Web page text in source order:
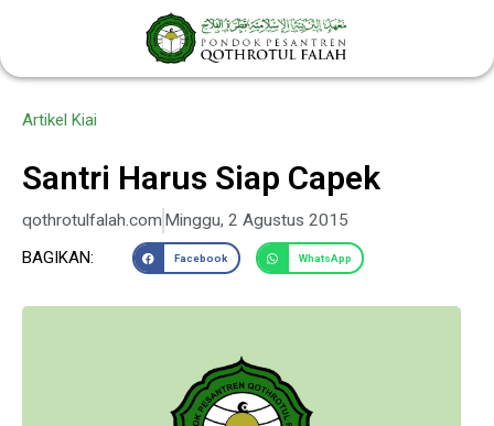
konten
Artikel Kiai
Santri Harus Siap Capek
qothrotulfalah.com Minggu, 2 Agustus 2015
BAGIKAN:
Facebook WhatsApp